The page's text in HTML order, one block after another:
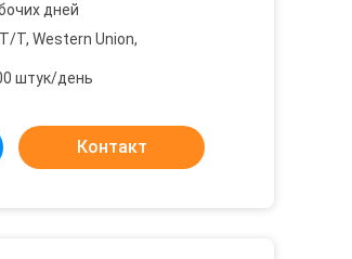
дней
T, Western Union,
штук/день
Контакт